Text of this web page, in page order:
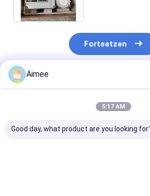
Fortsetzen
Empfohlene Produkte
Aimee
5:17 AM
Good day, what product are you looking